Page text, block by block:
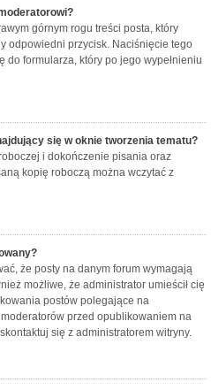
górnym rogu treści posta, który
odpowiedni przycisk. Naciśnięcie tego
formularza, który po jego wypełnieniu
się w oknie tworzenia tematu?
i dokończenie pisania oraz
kopię roboczą można wczytać z
że posty na danym forum wymagają
możliwe, że administrator umieścił cię
postów polegające na
przed opublikowaniem na
się z administratorem witryny.